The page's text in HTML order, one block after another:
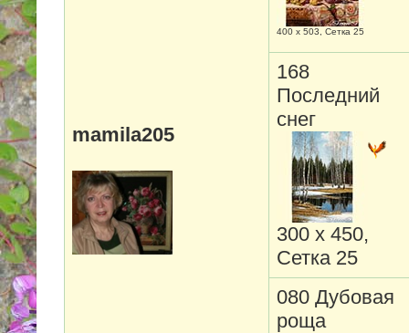
mamila205
400 х 503, Сетка 25
168
Последний
снег
300 х 450,
Сетка 25
080 Дубовая
роща